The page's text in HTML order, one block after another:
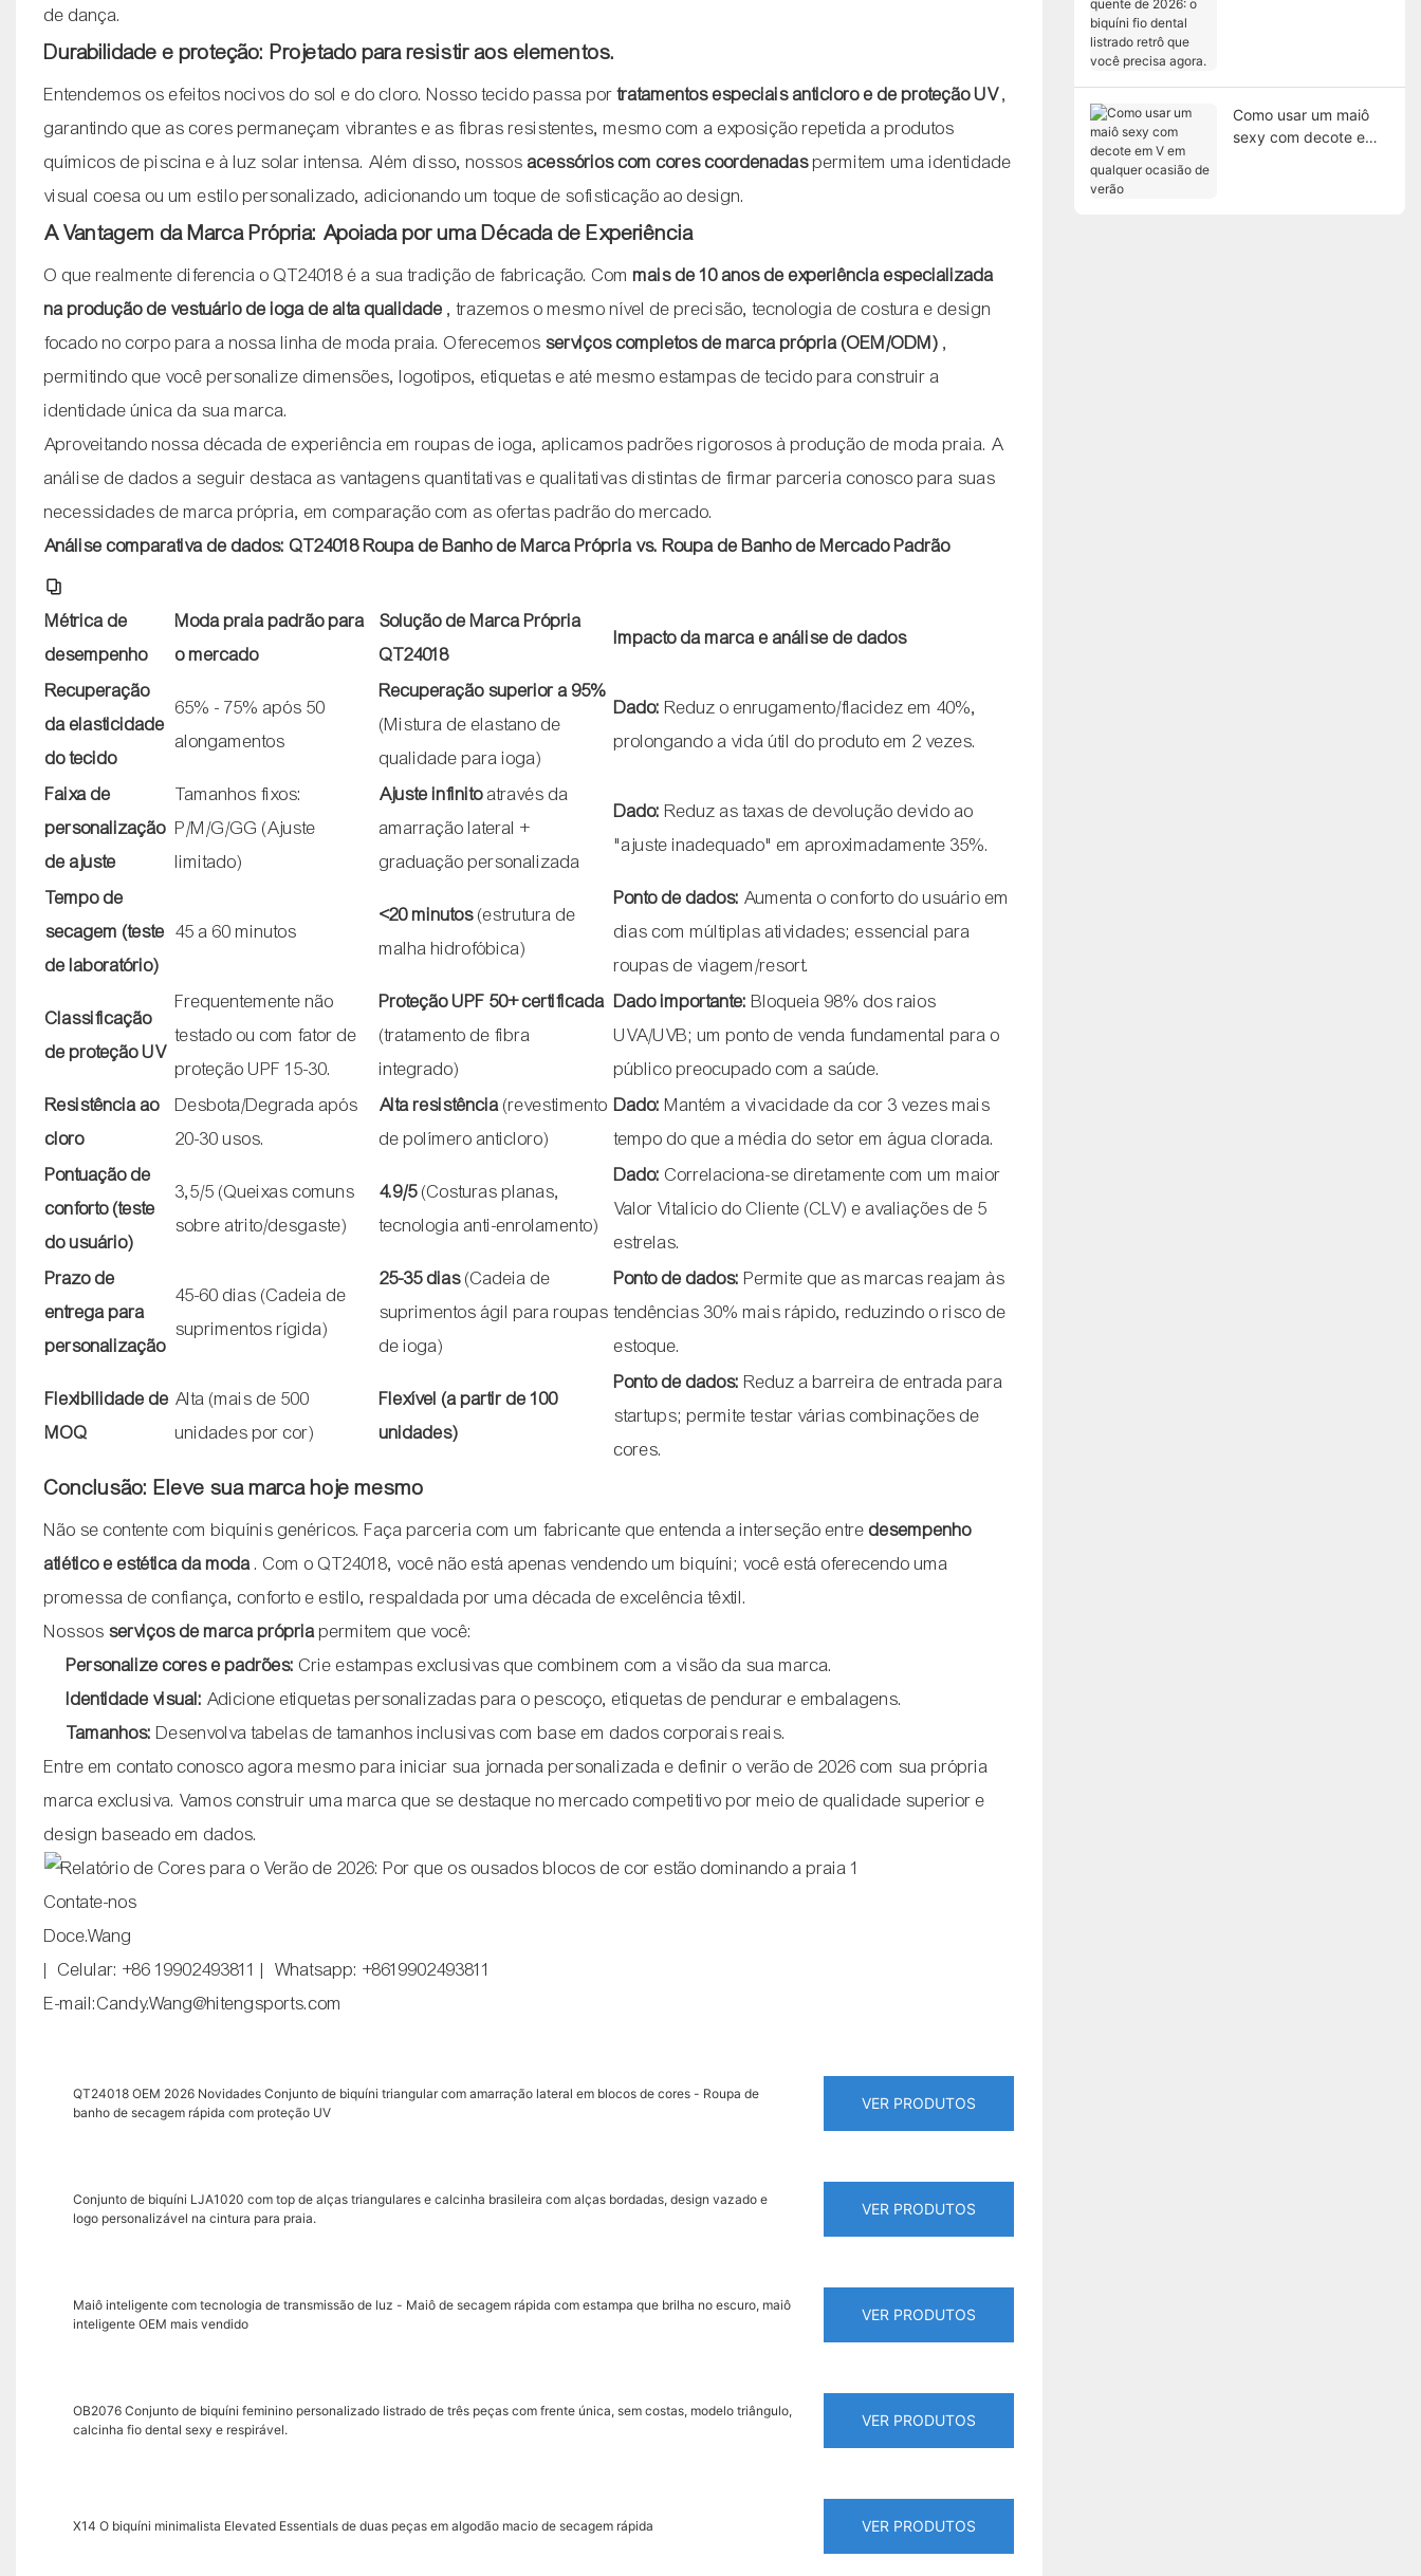
de dança.
Durabilidade e proteção: Projetado para resistir aos elementos.
Entendemos os efeitos nocivos do sol e do cloro. Nosso tecido passa portratamentos especiais anticloro e de proteção UV,
garantindo que as cores permaneçam vibrantes e as fibras resistentes, mesmo com a exposição repetida a produtos
químicos de piscina e à luz solar intensa. Além disso, nossos acessórios com cores coordenadaspermitem uma identidade
visual coesa ou um estilo personalizado, adicionando um toque de sofisticação ao design.
A Vantagem da Marca Própria: Apoiada por uma Década de Experiência
O que realmente diferencia o QT24018 é a sua tradição de fabricação. Commais de 10 anos de experiência especializada
na produção de vestuário de ioga de alta qualidade , trazemos o mesmo nível de precisão, tecnologia de costura e design
focado no corpo para a nossa linha de moda praia. Oferecemos serviços completos de marca própria (OEM/ODM) ,
permitindo que você personalize dimensões, logotipos, etiquetas e até mesmo estampas de tecido para construir a
identidade única da sua marca.
Aproveitando nossa década de experiência em roupas de ioga, aplicamos padrões rigorosos à produção de moda praia. A
análise de dados a seguir destaca as vantagens quantitativas e qualitativas distintas de firmar parceria conosco para suas
necessidades de marca própria, em comparação com as ofertas padrão do mercado.
Análise comparativa de dados: QT24018 Roupa de Banho de Marca Própria vs. Roupa de Banho de Mercado Padrão
Métrica de
desempenho
Moda praia padrão para
o mercado
Solução de Marca Própria
QT24018
Impacto da marca e análise de dados
Recuperação
da elasticidade
do tecido
65% - 75% após 50
alongamentos
Recuperação superior a 95%
(Mistura de elastano de
qualidade para ioga)
Dado: Reduz o enrugamento/flacidez em 40%,
prolongando a vida útil do produto em 2 vezes.
Faixa de
personalização
de ajuste
Tamanhos fixos:
P/M/G/GG (Ajuste
limitado)
Ajuste infinitoatravés da
amarração lateral +
graduação personalizada
Dado: Reduz as taxas de devolução devido ao
"ajuste inadequado" em aproximadamente 35%.
Tempo de
secagem (teste
de laboratório)
45 a 60 minutos
<20 minutos(estrutura de
malha hidrofóbica)
Ponto de dados: Aumenta o conforto do usuário em
dias com múltiplas atividades; essencial para
roupas de viagem/resort.
Classificação
de proteção UV
Frequentemente não
testado ou com fator de
proteção UPF 15-30.
Proteção UPF 50+ certificada
(tratamento de fibra
integrado)
Dado importante: Bloqueia 98% dos raios
UVA/UVB; um ponto de venda fundamental para o
público preocupado com a saúde.
Resistência ao
cloro
Desbota/Degrada após
20-30 usos.
Alta resistência(revestimento
de polímero anticloro)
Dado: Mantém a vivacidade da cor 3 vezes mais
tempo do que a média do setor em água clorada.
Pontuação de
conforto (teste
do usuário)
3,5/5 (Queixas comuns
sobre atrito/desgaste)
4.9/5(Costuras planas,
tecnologia anti-enrolamento)
Dado: Correlaciona-se diretamente com um maior
Valor Vitalício do Cliente (CLV) e avaliações de 5
estrelas.
Prazo de
entrega para
personalização
45-60 dias (Cadeia de
suprimentos rígida)
25-35 dias(Cadeia de
suprimentos ágil para roupas
de ioga)
Ponto de dados: Permite que as marcas reajam às
tendências 30% mais rápido, reduzindo o risco de
estoque.
Flexibilidade de
MOQ
Alta (mais de 500
unidades por cor)
Flexível (a partir de 100
unidades)
Ponto de dados: Reduz a barreira de entrada para
startups; permite testar várias combinações de
cores.
Conclusão: Eleve sua marca hoje mesmo
Não se contente com biquínis genéricos. Faça parceria com um fabricante que entenda a interseção entre desempenho
atlético e estética da moda. Com o QT24018, você não está apenas vendendo um biquíni; você está oferecendo uma
promessa de confiança, conforto e estilo, respaldada por uma década de excelência têxtil.
Nossos serviços de marca própriapermitem que você:
Personalize cores e padrões: Crie estampas exclusivas que combinem com a visão da sua marca.
Identidade visual: Adicione etiquetas personalizadas para o pescoço, etiquetas de pendurar e embalagens.
Tamanhos: Desenvolva tabelas de tamanhos inclusivas com base em dados corporais reais.
Entre em contato conosco agora mesmo para iniciar sua jornada personalizada e definir o verão de 2026 com sua própria
marca exclusiva. Vamos construir uma marca que se destaque no mercado competitivo por meio de qualidade superior e
design baseado em dados.
Contate-nos
Doce.Wang
| Celular: +86 19902493811 | Whatsapp: +8619902493811
E-mail:Candy.Wang@hitengsports.com
QT24018 OEM 2026 Novidades Conjunto de biquíni triangular com amarração lateral em blocos de cores - Roupa de
banho de secagem rápida com proteção UV
VER PRODUTOS
Conjunto de biquíni LJA1020 com top de alças triangulares e calcinha brasileira com alças bordadas, design vazado e
logo personalizável na cintura para praia.
VER PRODUTOS
Maiô inteligente com tecnologia de transmissão de luz - Maiô de secagem rápida com estampa que brilha no escuro, maiô
inteligente OEM mais vendido
VER PRODUTOS
OB2076 Conjunto de biquíni feminino personalizado listrado de três peças com frente única, sem costas, modelo triângulo,
calcinha fio dental sexy e respirável.
VER PRODUTOS
X14 O biquíni minimalista Elevated Essentials de duas peças em algodão macio de secagem rápida VER PRODUTOS
Como usar um maiô
sexy com decote em